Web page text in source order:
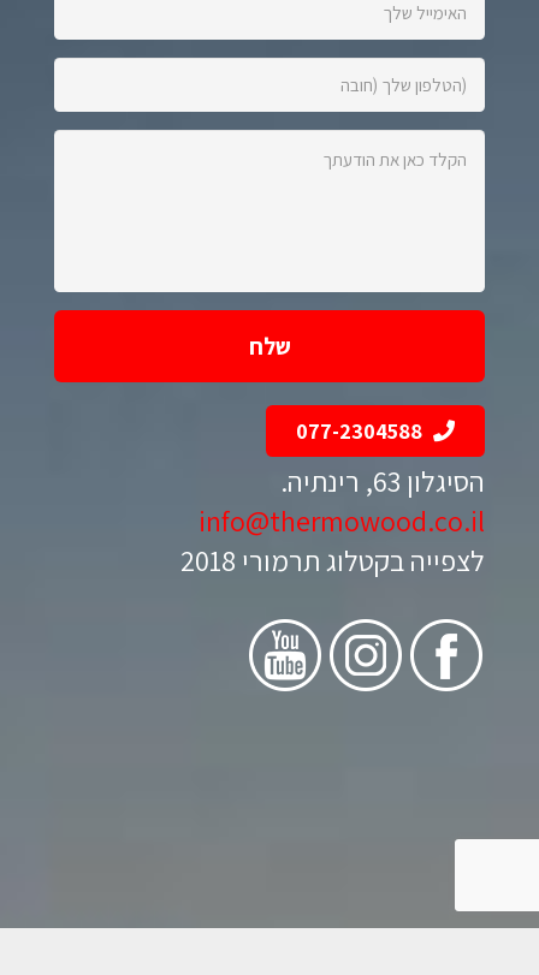
שלך
(חובה):
כאן
077-2304588
הסיגלון 63, רינתיה.
info@thermowood.co.il
לצפייה בקטלוג תרמורי 2018